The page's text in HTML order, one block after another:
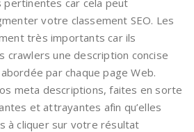
pertinentes car cela peut
votre classement SEO. Les
très importants car ils
crawlers une description concise
par chaque page Web.
meta descriptions, faites en sorte
et attrayantes afin qu’elles
à cliquer sur votre résultat